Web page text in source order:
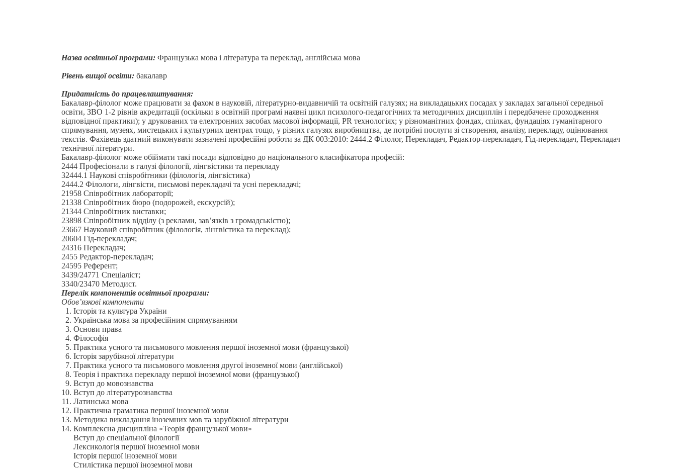
Назва освітньої програми: Французька мова і література та переклад, англійська мова
Рівень вищої освіти: бакалавр
Придатність до працевлаштування:
Бакалавр-філолог може працювати за фахом в науковій, літературно-видавничій та освітній галузях; на викладацьких посадах у закладах загальної середньої
освіти, ЗВО 1-2 рівнів акредитації (оскільки в освітній програмі наявні цикл психолого-педагогічних та методичних дисциплін і передбачене проходження
відповідної практики); у друкованих та електронних засобах масової інформації, PR технологіях; у різноманітних фондах, спілках, фундаціях гуманітарного
спрямування, музеях, мистецьких і культурних центрах тощо, у різних галузях виробництва, де потрібні послуги зі створення, аналізу, перекладу, оцінювання
текстів. Фахівець здатний виконувати зазначені професійні роботи за ДК 003:2010: 2444.2 Філолог, Перекладач, Редактор-перекладач, Гід-перекладач, Перекладач
технічної літератури.
Бакалавр-філолог може обіймати такі посади відповідно до національного класифікатора професій:
2444 Професіонали в галузі філології, лінгвістики та перекладу
32444.1 Наукові співробітники (філологія, лінгвістика)
2444.2 Філологи, лінгвісти, письмові перекладачі та усні перекладачі;
21958 Співробітник лабораторії;
21338 Співробітник бюро (подорожей, екскурсій);
21344 Співробітник виставки;
23898 Співробітник відділу (з реклами, зав’язків з громадськістю);
23667 Науковий співробітник (філологія, лінгвістика та переклад);
20604 Гід-перекладач;
24316 Перекладач;
2455 Редактор-перекладач;
24595 Референт;
3439/24771 Спеціаліст;
3340/23470 Методист.
Перелік компонентів освітньої програми:
Обов’язкові компоненти
Історія та культура України
Українська мова за професійним спрямуванням
Основи права
Філософія
Практика усного та письмового мовлення першої іноземної мови (французької)
Історія зарубіжної літератури
Практика усного та письмового мовлення другої іноземної мови (англійської)
Теорія і практика перекладу першої іноземної мови (французької)
Вступ до мовознавства
Вступ до літературознавства
Латинська мова
Практична граматика першої іноземної мови
Методика викладання іноземних мов та зарубіжної літератури
Комплексна дисципліна «Теорія французької мови»
Вступ до спеціальної філології
Лексикологія першої іноземної мови
Історія першої іноземної мови
Стилістика першої іноземної мови